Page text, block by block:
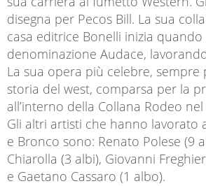
disegna per Pecos Bill. La sua
casa editrice Bonelli inizia quando
denominazione Audace, lavorando
La sua opera più celebre, sempre
storia del west, comparsa per la
all’interno della Collana Rodeo nel
Gli altri artisti che hanno lavorato
e Bronco sono: Renato Polese (9
Chiarolla (3 albi), Giovanni
e Gaetano Cassaro (1 albo).